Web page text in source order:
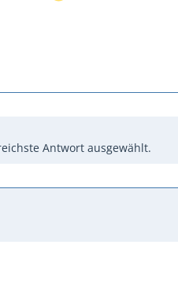
Antwort ausgewählt.